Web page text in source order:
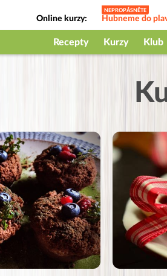
Online kurzy: Hubneme do
Jak na babičky
Recepty Kurzy Klub